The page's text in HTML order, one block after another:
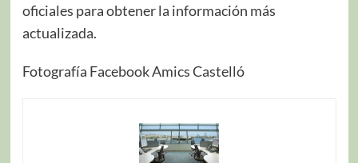
oficiales para obtener la información más
actualizada.
Fotografía Facebook Amics Castelló